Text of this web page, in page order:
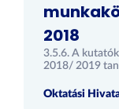
2018
3.5.6. A
2018/ 2019
Oktatási